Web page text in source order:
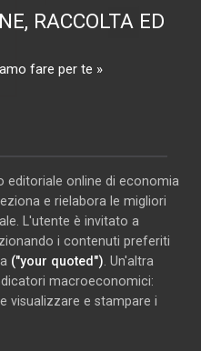
RACCOLTA ED
fare per te »
editoriale online di economia
e rielabora le migliori
L'utente è invitato a
i contenuti preferiti
("your quoted"). Un'altra
macroeconomici:
visualizzare e stampare i